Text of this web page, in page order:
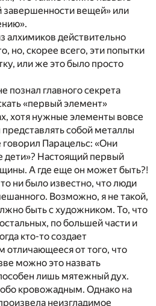
вещей» или
алхимиков действительно
но, скорее всего, эти попытки
или же это было просто
познал главного секрета
«первый элемент»
хотя нужные элементы вовсе
собой металлы
Парацельс: «Они
дети»? Настоящий первый
А где еще он может быть?!
ни было известно, что люди
Возможно, я не такой,
быть с художником. То, что
по большей части и
кто-то создает
отличающееся от того, что
можно это назвать
лишь мятежный дух.
кровожадным. Однако на
неизгладимое